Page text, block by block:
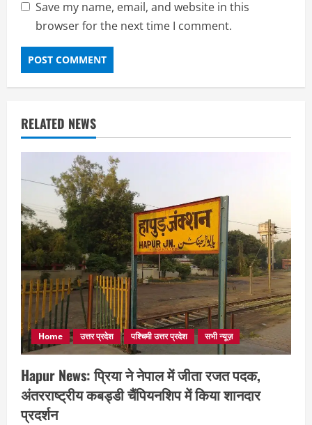
Save my name, email, and website in this
browser for the next time I comment.
RELATED NEWS
Home उत्तर प्रदेश पश्चिमी उत्तर प्रदेश सभी न्यूज़
Hapur News: प्रिया ने नेपाल में जीता रजत पदक,
अंतरराष्ट्रीय कबड्डी चैंपियनशिप में किया शानदार
प्रदर्शन